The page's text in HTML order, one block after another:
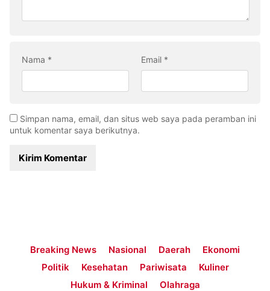
Nama * Email *
Simpan nama, email, dan situs web saya pada peramban ini
untuk komentar saya berikutnya.
Breaking News Nasional Daerah
Ekonomi
Politik
Kesehatan Pariwisata
Kuliner
Hukum & Kriminal
Olahraga